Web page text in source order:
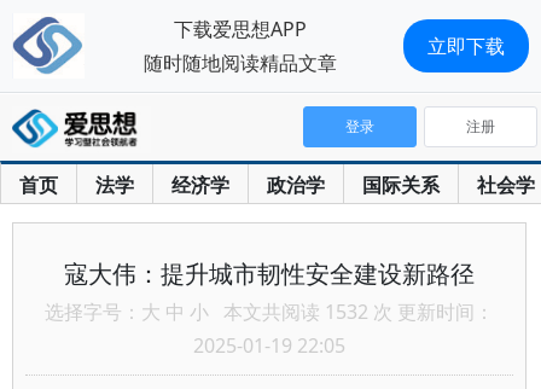
首页 法学 经济学 政治学 国际关系 社会学
登录 注册
寇大伟：提升城市韧性安全建设新路径
选择字号： 大 中 小 本文共阅读 1532 次 更新时间：
2025-01-19 22:05
下载爱思想APP
随时随地阅读精品文章
立即下载